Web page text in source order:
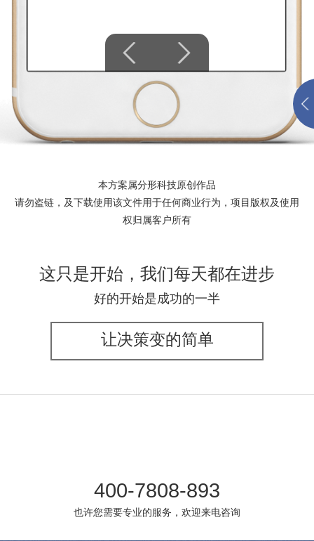
本方案属分形科技原创作品
请勿盗链，及下载使用该文件用于任何商业行为，项目版权及使用
权归属客户所有
这只是开始，我们每天都在进步
好的开始是成功的一半
让决策变的简单
400-7808-893
也许您需要专业的服务，欢迎来电咨询